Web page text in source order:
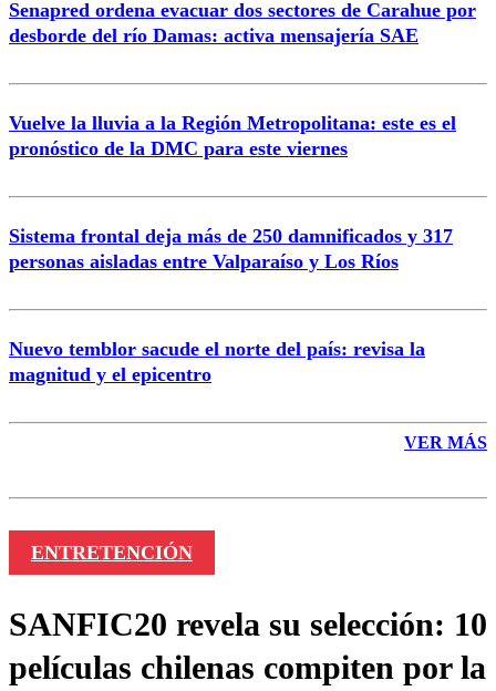
Correo
Enviar comentario
Senapred ordena evacuar dos sectores de Carahue por
desborde del río Damas: activa mensajería SAE
Vuelve la lluvia a la Región Metropolitana: este es el
pronóstico de la DMC para este viernes
Sistema frontal deja más de 250 damnificados y 317
personas aisladas entre Valparaíso y Los Ríos
Nuevo temblor sacude el norte del país: revisa la
magnitud y el epicentro
VER MÁS
ENTRETENCIÓN
SANFIC20 revela su selección: 10
películas chilenas compiten por la